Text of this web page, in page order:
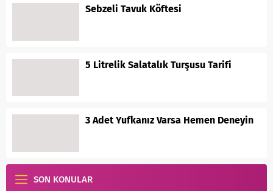
Sebzeli Tavuk Köftesi
5 Litrelik Salatalık Turşusu Tarifi
3 Adet Yufkanız Varsa Hemen Deneyin
SON KONULAR